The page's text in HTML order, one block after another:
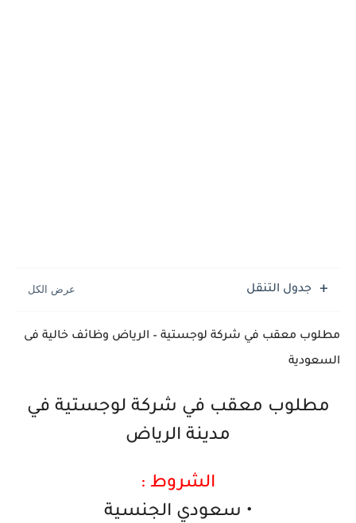
جدول التنقل
مطلوب معقب في شركة لوجستية – الرياض وظائف خالية فى
السعودية
مطلوب معقب في شركة لوجستية في
مدينة الرياض
الشروط :
• سعودي الجنسية